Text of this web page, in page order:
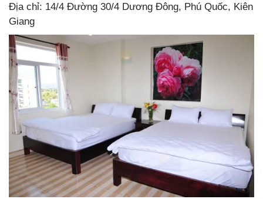
Địa chỉ: 14/4 Đường 30/4 Dương Đông, Phú Quốc, Kiên
Giang